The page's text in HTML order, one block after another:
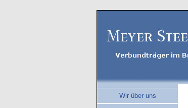
Wir über uns